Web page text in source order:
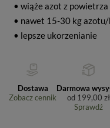
• wiąże azot z powietrza
• nawet 15-30 kg azotu/
• lepsze ukorzenianie
Dostawa
Zobacz cennik
Darmowa
od 199,00 zł
Sprawdź